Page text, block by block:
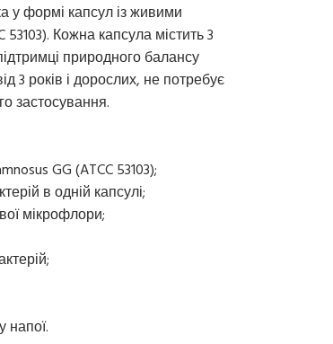
у формі капсул із живими
Кожна капсула містить 3
природного балансу
3 років і дорослих, не потребує
застосування.
GG (ATCC 53103);
в одній капсулі;
мікрофлори;
напої.